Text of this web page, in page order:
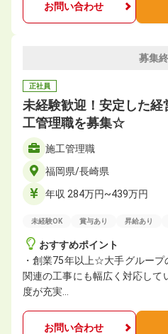
お問い合わせ
募集
正社員
未経験歓迎！安定した
工管理職を募集☆
施工管理職
福岡県/長崎県
年収 284万円~439万円
未経験OK 賞与あり 昇給あり
おすすめポイント
・創業75年以上☆大手グループ
関連の工事にも幅広く対応して
度が充実…
お問い合わせ